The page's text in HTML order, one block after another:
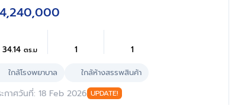
34.14 ตร.ม 1 1
ใกล้โรงพยาบาล ใกล้ห้างสรรพสินค้า
กาศวันที่: 18 Feb 2026 UPDATE!